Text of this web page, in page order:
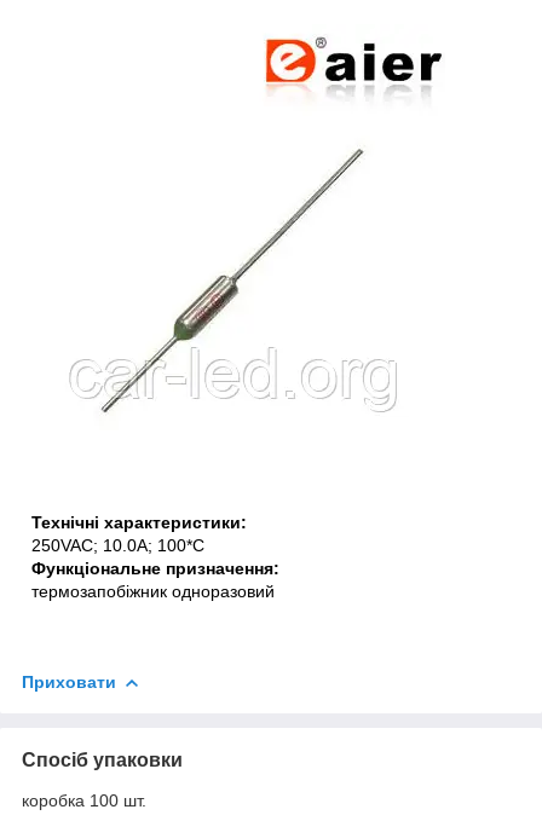
Технічні характеристики:
250VAC; 10.0A; 100*C
Функціональне призначення:
термозапобіжник одноразовий
Приховати
Спосіб упаковки
коробка 100 шт.